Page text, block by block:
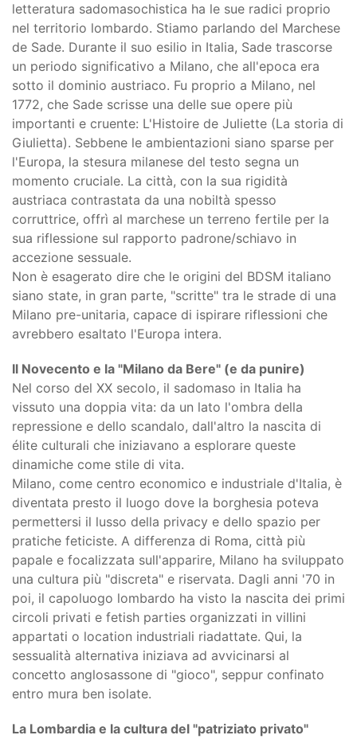
letteratura sadomasochistica ha le sue radici proprio
nel territorio lombardo. Stiamo parlando del Marchese
de Sade. Durante il suo esilio in Italia, Sade trascorse
un periodo significativo a Milano, che all'epoca era
sotto il dominio austriaco. Fu proprio a Milano, nel
1772, che Sade scrisse una delle sue opere più
importanti e cruente: L'Histoire de Juliette (La storia di
Giulietta). Sebbene le ambientazioni siano sparse per
l'Europa, la stesura milanese del testo segna un
momento cruciale. La città, con la sua rigidità
austriaca contrastata da una nobiltà spesso
corruttrice, offrì al marchese un terreno fertile per la
sua riflessione sul rapporto padrone/schiavo in
accezione sessuale.
Non è esagerato dire che le origini del BDSM italiano
siano state, in gran parte, "scritte" tra le strade di una
Milano pre-unitaria, capace di ispirare riflessioni che
avrebbero esaltato l'Europa intera.
Il Novecento e la "Milano da Bere" (e da punire)
Nel corso del XX secolo, il sadomaso in Italia ha
vissuto una doppia vita: da un lato l'ombra della
repressione e dello scandalo, dall'altro la nascita di
élite culturali che iniziavano a esplorare queste
dinamiche come stile di vita.
Milano, come centro economico e industriale d'Italia, è
diventata presto il luogo dove la borghesia poteva
permettersi il lusso della privacy e dello spazio per
pratiche feticiste. A differenza di Roma, città più
papale e focalizzata sull'apparire, Milano ha sviluppato
una cultura più "discreta" e riservata. Dagli anni '70 in
poi, il capoluogo lombardo ha visto la nascita dei primi
circoli privati e fetish parties organizzati in villini
appartati o location industriali riadattate. Qui, la
sessualità alternativa iniziava ad avvicinarsi al
concetto anglosassone di "gioco", seppur confinato
entro mura ben isolate.
La Lombardia e la cultura del "patriziato privato"